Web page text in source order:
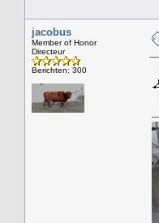
jacobus
Member of Honor
Directeur
Berichten: 300